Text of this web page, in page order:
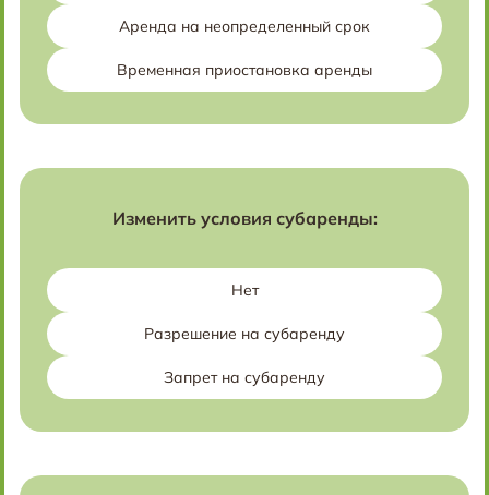
Аренда на неопределенный срок
Временная приостановка аренды
Изменить условия субаренды:
Нет
Разрешение на субаренду
Запрет на субаренду